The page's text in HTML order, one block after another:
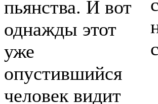
пьянства. И вот
однажды этот
уже
опустившийся
человек видит